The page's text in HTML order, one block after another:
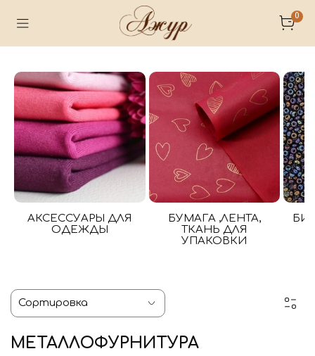
0
АКСЕССУАРЫ ДЛЯ
ОДЕЖДЫ
БУМАГА ,ЛЕНТА,
ТКАНЬ ДЛЯ
УПАКОВКИ
МЕТАЛЛОФУРНИТУРА